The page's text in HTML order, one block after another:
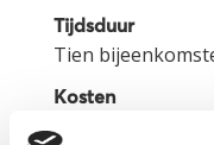
Tijdsduur
Tien
Kosten
€ 2.395